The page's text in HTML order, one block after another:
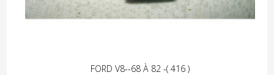
FORD V8--68 À 82 -( 416 )